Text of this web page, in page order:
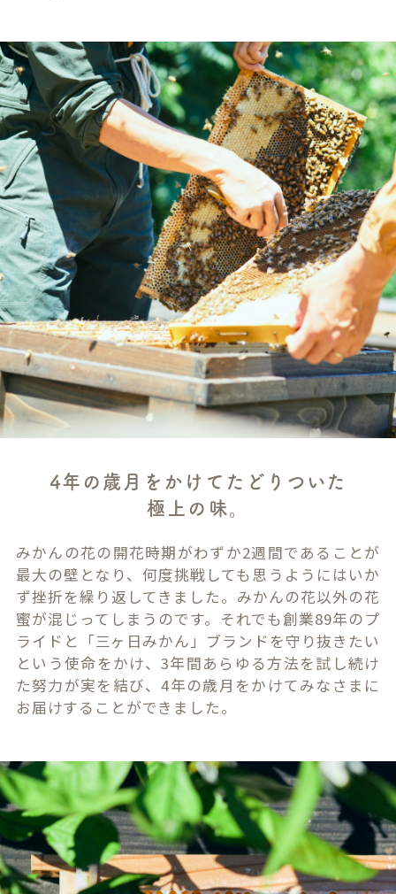
4年の歳月をかけてたどりついた
極上の味。
みかんの花の開花時期がわずか2週間であることが
最大の壁となり、何度挑戦しても思うようにはいか
ず挫折を繰り返してきました。みかんの花以外の花
蜜が混じってしまうのです。それでも創業89年のプ
ライドと「三ヶ日みかん」ブランドを守り抜きたい
という使命をかけ、3年間あらゆる方法を試し続け
た努力が実を結び、4年の歳月をかけてみなさまに
お届けすることができました。